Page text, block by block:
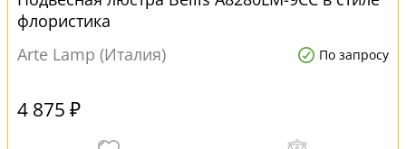
флористика
Arte Lamp (Италия)
По запросу
4 875 ₽